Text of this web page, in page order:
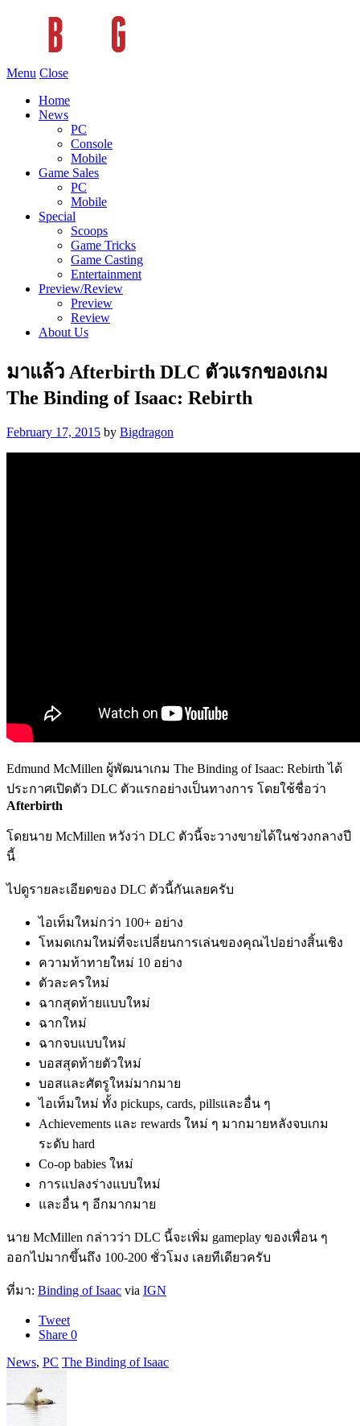
Menu Close
Home
News
PC
Console
Mobile
Game Sales
PC
Mobile
Special
Scoops
Game Tricks
Game Casting
Entertainment
Preview/Review
Preview
Review
About Us
มาแล้ว Afterbirth DLC ตัวแรกของเกม
The Binding of Isaac: Rebirth
February 17, 2015 by Bigdragon
Edmund McMillen ผู้พัฒนาเกม The Binding of Isaac: Rebirth ได้
ประกาศเปิดตัว DLC ตัวแรกอย่างเป็นทางการ โดยใช้ชื่อว่า
Afterbirth
โดยนาย McMillen หวังว่า DLC ตัวนี้จะวางขายได้ในช่วงกลางปี
นี้
ไปดูรายละเอียดของ DLC ตัวนี้กันเลยครับ
ไอเท็มใหม่กว่า 100+ อย่าง
โหมดเกมใหม่ที่จะเปลี่ยนการเล่นของคุณไปอย่างสิ้นเชิง
ความท้าทายใหม่ 10 อย่าง
ตัวละครใหม่
ฉากสุดท้ายแบบใหม่
ฉากใหม่
ฉากจบแบบใหม่
บอสสุดท้ายตัวใหม่
บอสและศัตรูใหม่มากมาย
ไอเท็มใหม่ ทั้ง pickups, cards, pillsและอื่น ๆ
Achievements และ rewards ใหม่ ๆ มากมายหลังจบเกม
ระดับ hard
Co-op babies ใหม่
การแปลงร่างแบบใหม่
และอื่น ๆ อีกมากมาย
นาย McMillen กล่าวว่า DLC นี้จะเพิ่ม gameplay ของเพื่อน ๆ
ออกไปมากขึ้นถึง 100-200 ชั่วโมง เลยทีเดียวครับ
ที่มา: Binding of Isaac via IGN
Tweet
Share 0
News, PC The Binding of Isaac